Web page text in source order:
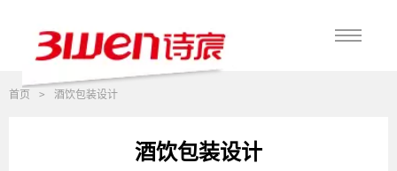
首页 > 酒饮包装设计
酒饮包装设计